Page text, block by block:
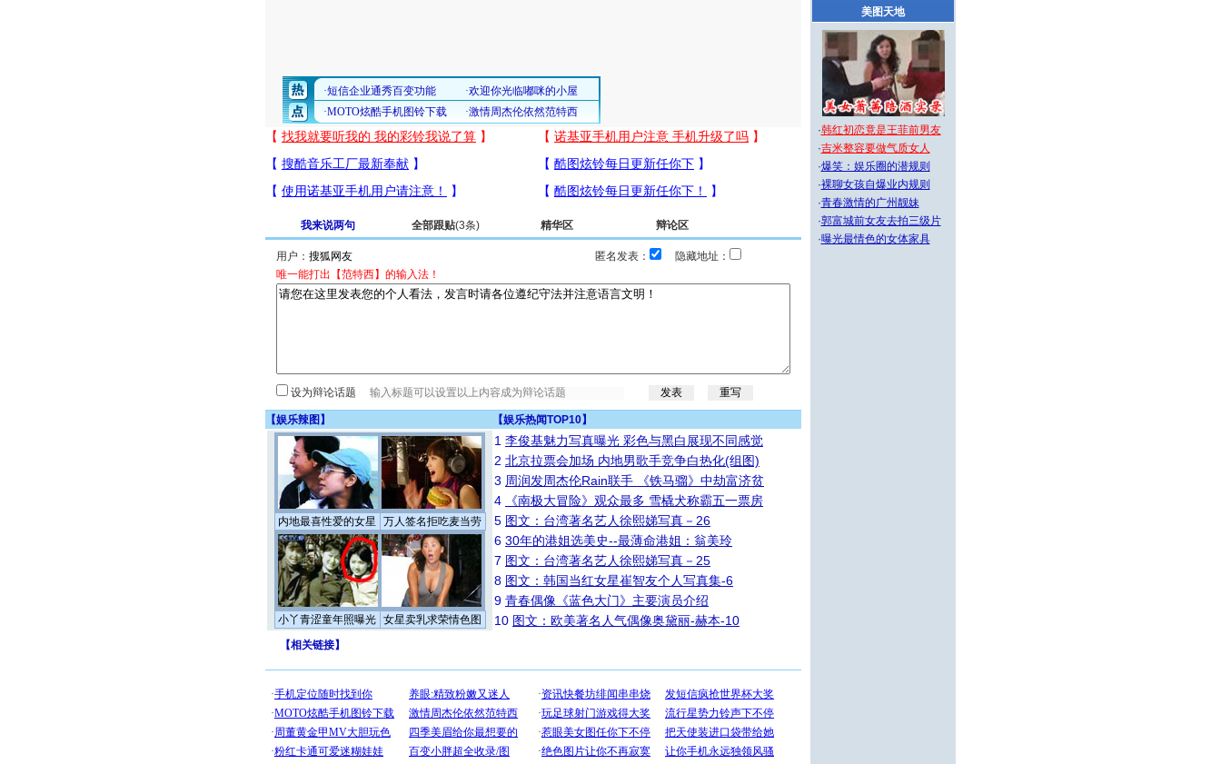
我来说两句 全部跟贴(3条) 精华区 辩论区
用户： 匿名发表：
隐藏地址：
唯一能打出【范特西】的输入法！
设为辩论话题
【娱乐辣图 】 【娱乐热闻TOP10】
内地最喜性爱的女星 万人签名拒吃麦当劳
小丫青涩童年照曝光 女星卖乳求荣情色图
1 李俊基魅力写真曝光 彩色与黑白展现不同感觉
2 北京拉票会加场 内地男歌手竞争白热化(组图)
3 周润发周杰伦Rain联手 《铁马骝》中劫富济贫
4
《南极大冒险》观众最多 雪橇犬称霸五一票房
5 图文：台湾著名艺人徐熙娣写真－26
6 30年的港姐选美史--最薄命港姐：翁美玲
7 图文：台湾著名艺人徐熙娣写真－25
8 图文：韩国当红女星崔智友个人写真集-6
9 青春偶像《蓝色大门》主要演员介绍
10 图文：欧美著名人气偶像奥黛丽-赫本-10
【相关链接】
美图天地
·韩红初恋竟是王菲前男友
·吉米整容要做气质女人
·爆笑：娱乐圈的潜规则
·裸聊女孩自爆业内规则
·青春激情的广州靓妹
·郭富城前女友去拍三级片
·曝光最情色的女体家具